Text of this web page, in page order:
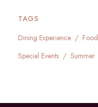
TAGS
Dining Experience
Food
Special Events
Summer